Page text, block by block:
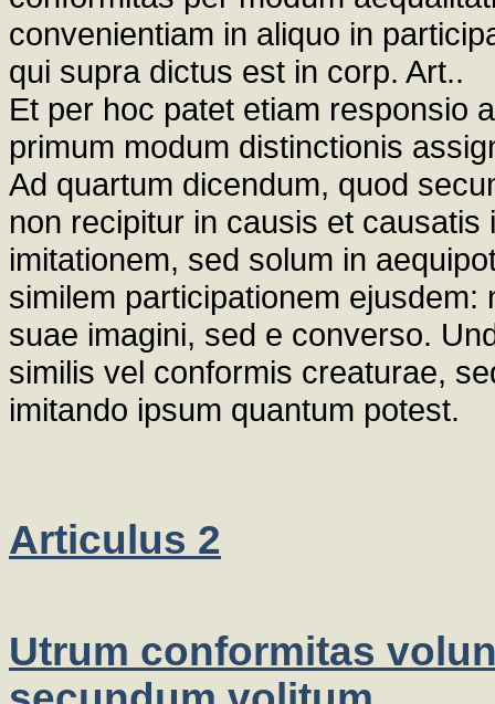
convenientiam in aliquo in
qui supra dictus est in corp. Art..
Et per hoc patet etiam responsio
primum modum distinctionis
Ad quartum dicendum, quod
non recipitur in causis et
imitationem, sed solum in
similem participationem
suae imagini, sed e converso.
similis vel conformis creaturae,
imitando ipsum quantum potest.
Articulus 2
Utrum conformitas